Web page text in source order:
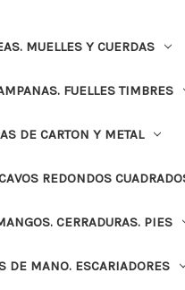
MUELLES Y CUERDAS
FUELLES TIMBRES
DE CARTON Y METAL
REDONDOS
CERRADURAS. PIES
DE MANO. ESCARIADORES